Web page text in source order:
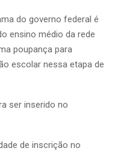
do governo federal é
ensino médio da rede
poupança para
escolar nessa etapa de
ser inserido no
de inscrição no